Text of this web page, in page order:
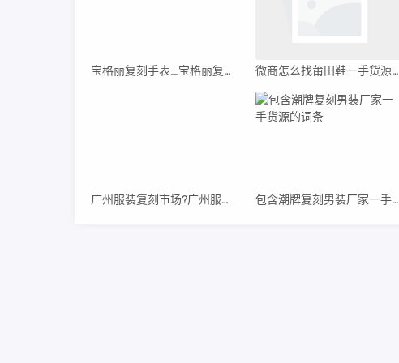
宝格丽复刻手表_宝格丽复刻手表,103365价格 微商怎么找莆田鞋一手货源_莆田鞋安福市场2221号档口
广州服装复刻市场?广州服装复刻市场有哪些 包含潮牌复刻男装厂家一手货源的词条